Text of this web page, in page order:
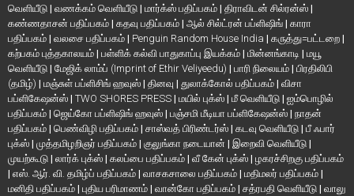
வெளியீடு | வணக்கம் வெளியீடு | மார்க்ஸ் பதிப்பகம் | திராவிடன் சில்ரன்ஸ் |
கண்ணதாசன் பதிப்பகம் | கதவு பதிப்பகம் | ஆல் சில்ட்ரன் பப்ளிஷிங் | காரா
பதிப்பகம் | வலசை பதிப்பகம் | Penguin Random House India | கருத்து=பட்டறை |
கற்பகம் புத்தகாலயம் | பள்ளிக் கல்வி பாதுகாப்பு இயக்கம் | மின்னங்காடி | மயூ
வெளியீடு | மேஜிக் லாம்ப் (Imprint of Ethir Veliyeedu) | பாரி நிலையம் | பிரதிலிபி
(தமிழ்) | மஞ்சுள் பப்ளிசிங் ஹவுஸ் | தினவு | துலாக்கோல் பதிப்பகம் | விசா
பப்ளிகேஷன்ஸ் | TWO SHORES PRESS | மயில் புக்ஸ் | மீ வெளியீடு | ஐம்பொழில்
பதிப்பகம் | ஜெய்கோ பப்ளிஷிங் ஹவுஸ் | பஞ்சமி மீடியா பப்ளிகேஷன்ஸ் | நாதன்
பதிப்பகம் | பெண்விழி பதிப்பகம் | சாஸ்வத் பிரிண்டர்ஸ் | கடவு வெளியீடு | பீ ஃபார்
புக்ஸ் | முத்தமிழறிஞர் பதிப்பகம் | குலுங்கா நடையான் | இறைவி வெளியீடு |
முயற்கூடு | லார்க் புக்ஸ் | கலப்பை பதிப்பகம் | வீ கேன் புக்ஸ் | ழகரச்சிறகு பதிப்பகம்
| எஸ். ஆர். வி. தமிழ்ப் பதிப்பகம் | வாசகசாலை பதிப்பகம் | மதிமலர் பதிப்பகம் |
மனிதி பதிப்பகம் | புதிய பரிமாணம் | வான்கோ பதிப்பகம் | சத்ரபதி வெளியீடு | வாலு